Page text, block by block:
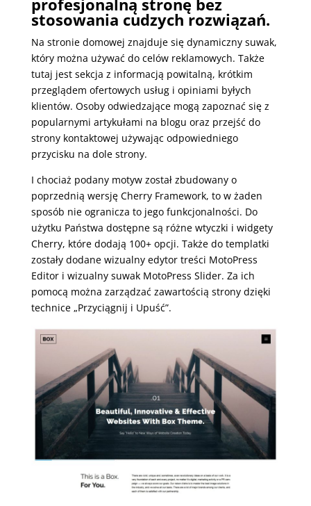
stosowania cudzych rozwiązań.
Na stronie domowej znajduje się dynamiczny suwak,
który można używać do celów reklamowych. Także
tutaj jest sekcja z informacją powitalną, krótkim
przeglądem ofertowych usług i opiniami byłych
klientów. Osoby odwiedzające mogą zapoznać się z
popularnymi artykułami na blogu oraz przejść do
strony kontaktowej używając odpowiedniego
przycisku na dole strony.
I chociaż podany motyw został zbudowany o
poprzednią wersję Cherry Framework, to w żaden
sposób nie ogranicza to jego funkcjonalności. Do
użytku Państwa dostępne są różne wtyczki i widgety
Cherry, które dodają 100+ opcji. Także do templatki
zostały dodane wizualny edytor treści MotoPress
Editor i wizualny suwak MotoPress Slider. Za ich
pomocą można zarządzać zawartością strony dzięki
technice „Przyciągnij i Upuść”.